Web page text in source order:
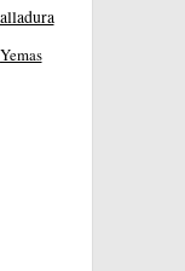
Yemas